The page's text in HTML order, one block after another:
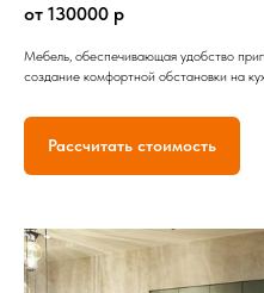
от 130000 р
Мебель, обеспечивающая удобство
создание комфортной обстановки на
Рассчитать стоимость